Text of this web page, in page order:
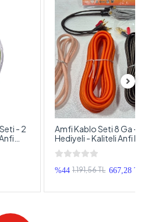
- 2
Amfi Kablo Seti 8 Ga -
Hediyeli - Kaliteli Anfi
Takımı - Tam Set
%44 1.191,56 TL 667,28